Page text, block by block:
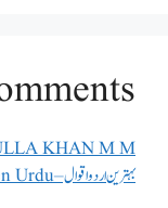
KHAN M M
بہترین اردو اقوال – Aqwal e Zareen Urdu